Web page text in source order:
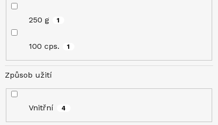
250 g 1
100 cps. 1
Způsob užití
Vnitřní 4